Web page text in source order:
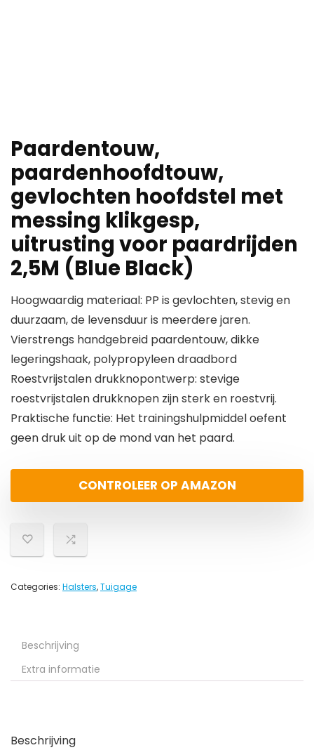
Paardentouw,
paardenhoofdtouw,
gevlochten hoofdstel met
messing klikgesp,
uitrusting voor paardrijden
2,5M (Blue Black)
Hoogwaardig materiaal: PP is gevlochten, stevig en
duurzaam, de levensduur is meerdere jaren.
Vierstrengs handgebreid paardentouw, dikke
legeringshaak, polypropyleen draadbord
Roestvrijstalen drukknopontwerp: stevige
roestvrijstalen drukknopen zijn sterk en roestvrij.
Praktische functie: Het trainingshulpmiddel oefent
geen druk uit op de mond van het paard.
CONTROLEER OP AMAZON
Categories: Halsters,Tuigage
Beschrijving
Extra informatie
Beschrijving